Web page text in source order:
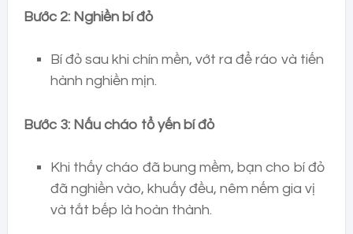
Bước 2: Nghiền bí đỏ
Bí đỏ sau khi chín mền, vớt ra để ráo và tiến
hành nghiền mịn.
Bước 3: Nấu cháo tổ yến bí đỏ
Khi thấy cháo đã bung mềm, bạn cho bí đỏ
đã nghiền vào, khuấy đều, nêm nếm gia vị
và tắt bếp là hoàn thành.